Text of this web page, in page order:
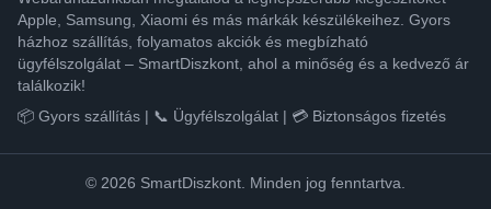
Apple, Samsung, Xiaomi és más márkák készülékeihez. Gyors
házhoz szállítás, folyamatos akciók és megbízható
ügyfélszolgálat – SmartDiszkont, ahol a minőség és a kedvező ár
találkozik!
📦 Gyors szállítás | 📞 Ügyfélszolgálat | 💳 Biztonságos fizetés
© 2026 SmartDiszkont. Minden jog fenntartva.